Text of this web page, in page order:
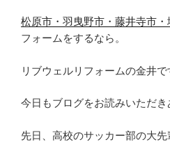
松原市・羽曳野市・藤井寺市・
フォームをするなら。
リブウェルリフォームの金井で
今日もブログをお読みいただき
先日、高校のサッカー部の大